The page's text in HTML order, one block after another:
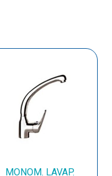
MONOM. LAVAP.